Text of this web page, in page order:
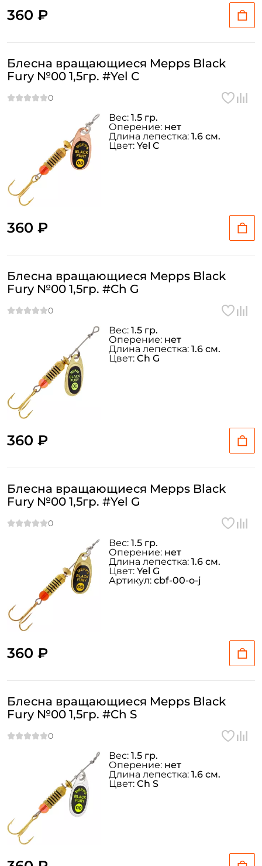
360 ₽
Блесна вращающиеся Mepps Black
Fury №00 1,5гр. #Yel C
360 ₽
Вес: 1.5 гр.
Оперение: нет
Длина лепестка: 1.6 см.
Цвет: Yel C
Блесна вращающиеся Mepps Black
Fury №00 1,5гр. #Ch G
360 ₽
Вес: 1.5 гр.
Оперение: нет
Длина лепестка: 1.6 см.
Цвет: Ch G
Блесна вращающиеся Mepps Black
Fury №00 1,5гр. #Yel G
360 ₽
Вес: 1.5 гр.
Оперение: нет
Длина лепестка: 1.6 см.
Цвет: Yel G
Артикул: cbf-00-o-j
Блесна вращающиеся Mepps Black
Fury №00 1,5гр. #Ch S
Вес: 1.5 гр.
Оперение: нет
Длина лепестка: 1.6 см.
Цвет: Ch S